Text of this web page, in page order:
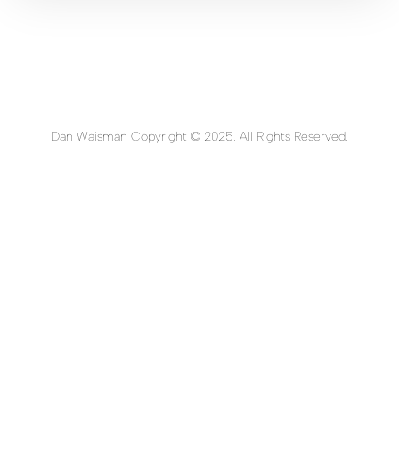
Dan Waisman Copyright © 2025. All Rights Reserved.